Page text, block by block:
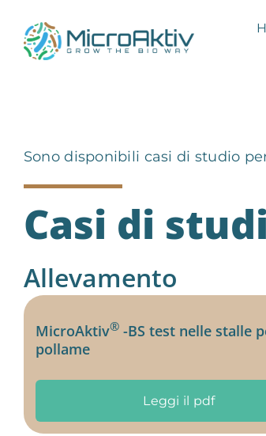
content
Sono disponibili casi di studio
Casi di
Allevamento
MicroAktiv®-BS test nelle stalle
pollame
Leggi il pdf